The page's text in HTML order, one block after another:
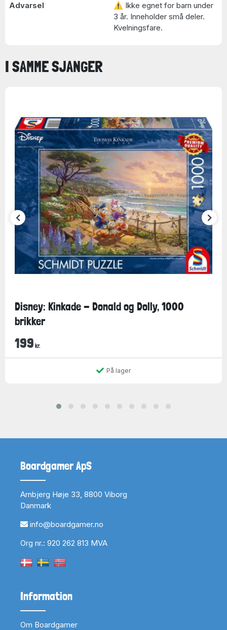
Advarsel
⚠ Ikke egnet for barn under
3 år. Inneholder små deler.
Kvelningsfare.
I SAMME SJANGER
Disney: Kinkade - Donald og Dolly, 1000
brikker
199 kr.
På lager
Boardgamer ApS
Arnbjerg Høje 33, 8800 Viborg
Danmark
info@boardgamer.no
Org nr.: 920 262 813 MVA
Information
Om Boardgamer